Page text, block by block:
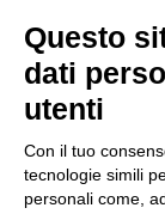
Modello
Questo
dati
utenti
Con il tuo
tecnologie simili
personali come,